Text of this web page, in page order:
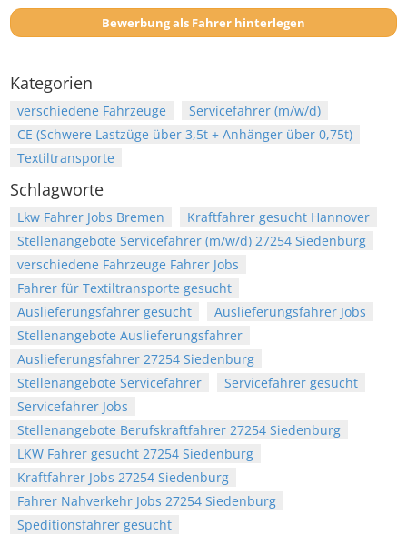
Bewerbung als Fahrer hinterlegen
Kategorien
verschiedene Fahrzeuge
Servicefahrer (m/w/d)
CE (Schwere Lastzüge über 3,5t + Anhänger über 0,75t)
Textiltransporte
Schlagworte
Lkw Fahrer Jobs Bremen
Kraftfahrer gesucht Hannover
Stellenangebote Servicefahrer (m/w/d) 27254 Siedenburg
verschiedene Fahrzeuge Fahrer Jobs
Fahrer für Textiltransporte gesucht
Auslieferungsfahrer gesucht
Auslieferungsfahrer Jobs
Stellenangebote Auslieferungsfahrer
Auslieferungsfahrer 27254 Siedenburg
Stellenangebote Servicefahrer
Servicefahrer gesucht
Servicefahrer Jobs
Stellenangebote Berufskraftfahrer 27254 Siedenburg
LKW Fahrer gesucht 27254 Siedenburg
Kraftfahrer Jobs 27254 Siedenburg
Fahrer Nahverkehr Jobs 27254 Siedenburg
Speditionsfahrer gesucht